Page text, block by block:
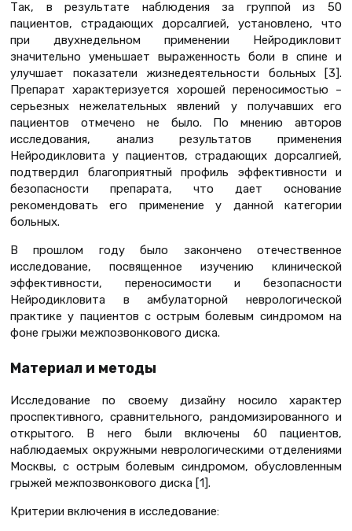
Так, в результате наблюдения за группой из 50
пациентов, страдающих дорсалгией, установлено, что
при двухнедельном применении Нейродикловит
значительно уменьшает выраженность боли в спине и
улучшает показатели жизнедеятельности больных [3].
Препарат характеризуется хорошей переносимостью –
серьезных нежелательных явлений у получавших его
пациентов отмечено не было. По мнению авторов
исследования, анализ результатов применения
Нейродикловита у пациентов, страдающих дорсалгией,
подтвердил благоприятный профиль эффективности и
безопасности препарата, что дает основание
рекомендовать его применение у данной категории
больных.
В прошлом году было закончено отечественное
исследование, посвященное изучению клинической
эффективности, переносимости и безопасности
Нейродикловита в амбулаторной неврологической
практике у пациентов с острым болевым синдромом на
фоне грыжи межпозвонкового диска.
Материал и методы
Исследование по своему дизайну носило характер
проспективного, сравнительного, рандомизированного и
открытого. В него были включены 60 пациентов,
наблюдаемых окружными неврологическими отделениями
Москвы, с острым болевым синдромом, обусловленным
грыжей межпозвонкового диска [1].
Критерии включения в исследование: